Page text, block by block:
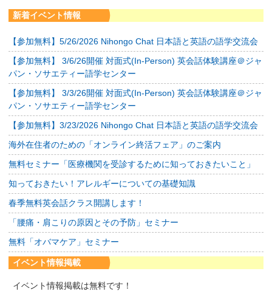
新着イベント情報
【参加無料】5/26/2026 Nihongo Chat 日本語と英語の語学交流会
【参加無料】 3/6/26開催 対面式(In-Person) 英会話体験講座＠ジャ
パン・ソサエティー語学センター
【参加無料】 3/3/26開催 対面式(In-Person) 英会話体験講座＠ジャ
パン・ソサエティー語学センター
【参加無料】3/23/2026 Nihongo Chat 日本語と英語の語学交流会
海外在住者のための「オンライン終活フェア」のご案内
無料セミナー「医療機関を受診するために知っておきたいこと」
知っておきたい！アレルギーについての基礎知識
春季無料英会話クラス開講します！
「腰痛・肩こりの原因とその予防」セミナー
無料「オバマケア」セミナー
イベント情報掲載
イベント情報掲載は無料です！